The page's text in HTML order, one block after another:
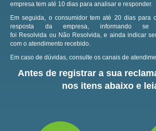
empresa tem até 10 dias para analisar e responder.
Em seguida, o consumidor tem até 20 dias para
resposta da empresa, informando se
foi Resolvida ou Não Resolvida, e ainda indicar
com o atendimento recebido.
Em caso de dúvidas, consulte os canais de
Antes de registrar a sua
nos itens abaixo e